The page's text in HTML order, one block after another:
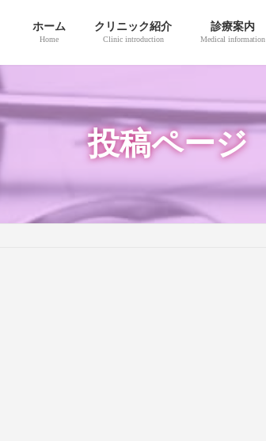
ホーム
Home
クリニック紹介
Clinic introduction
診療案内
Medical information
投稿ページ